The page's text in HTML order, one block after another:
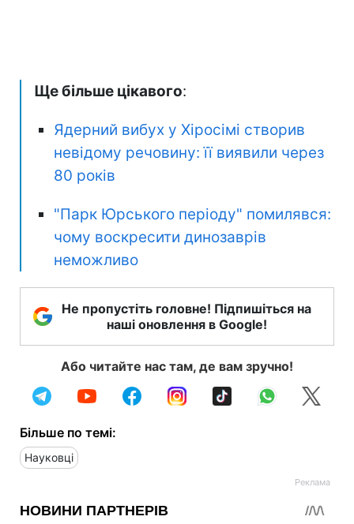
Ще більше цікавого:
Ядерний вибух у Хіросімі створив
невідому речовину: її виявили через
80 років
"Парк Юрського періоду" помилявся:
чому воскресити динозаврів
неможливо
Не пропустіть головне! Підпишіться на
наші оновлення в Google!
Або читайте нас там, де вам зручно!
Більше по темі:
Науковці